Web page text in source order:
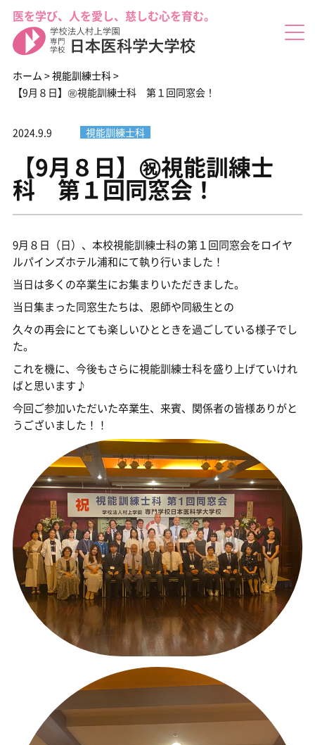
医を学び、人を愛し、慈しむ心を育む。
ホーム >視能訓練士科>
【9月８日】㊗視能訓練士科 第１回同窓会！
2024.9.9 視能訓練士科
【9月８日】㊗視能訓練士
科 第１回同窓会！
9月８日（日）、本校視能訓練士科の第１回同窓会をロイヤ
ルパインズホテル浦和にて執り行いました！
当日は多くの卒業生にお集まりいただきました。
当日集まった同窓生たちは、恩師や同級生との
久々の再会にとても楽しいひとときを過ごしている様子でし
た。
これを機に、今後もさらに視能訓練士科を盛り上げていけれ
ばと思います♪
今回ご参加いただいた卒業生、来賓、関係者の皆様ありがと
うございました！！